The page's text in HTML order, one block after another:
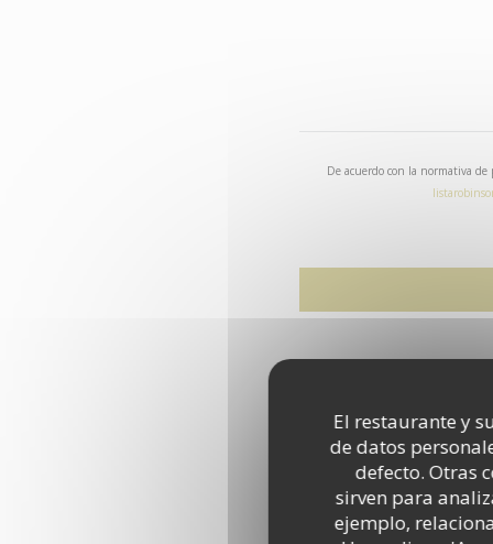
El restaurante y
de datos
defecto. Otras
sirven para
ejemplo,
De acuerdo con la normativa de